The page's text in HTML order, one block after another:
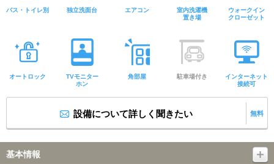
バス・トイレ別 独立洗面台 エアコン
室内洗濯機
置き場
ウォークイン
クローゼット
オートロック
TVモニター
ホン
角部屋 駐車場付き
インターネット
接続可
設備について詳しく聞きたい 無料
基本情報